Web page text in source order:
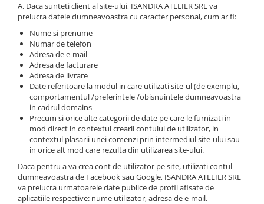
A. Daca sunteti client al site-ului, ISANDRA ATELIER SRL va
prelucra datele dumneavoastra cu caracter personal, cum ar fi:
Nume si prenume
Numar de telefon
Adresa de e-mail
Adresa de facturare
Adresa de livrare
Date referitoare la modul in care utilizati site-ul (de exemplu,
comportamentul /preferintele /obisnuintele dumneavoastra
in cadrul domains
Precum si orice alte categorii de date pe care le furnizati in
mod direct in contextul crearii contului de utilizator, in
contextul plasarii unei comenzi prin intermediul site-ului sau
in orice alt mod care rezulta din utilizarea site-ului.
Daca pentru a va crea cont de utilizator pe site, utilizati contul
dumneavoastra de Facebook sau Google, ISANDRA ATELIER SRL
va prelucra urmatoarele date publice de profil afisate de
aplicatiile respective: nume utilizator, adresa de e-mail.